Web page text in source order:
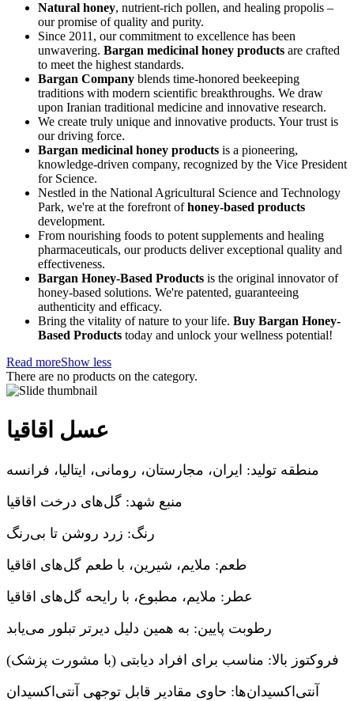
Natural honey, nutrient-rich pollen, and healing propolis –
our promise of quality and purity.
Since 2011, our commitment to excellence has been
unwavering. Bargan medicinal honey products are crafted
to meet the highest standards.
Bargan Company blends time-honored beekeeping
traditions with modern scientific breakthroughs. We draw
upon Iranian traditional medicine and innovative research.
We create truly unique and innovative products. Your trust is
our driving force.
Bargan medicinal honey products is a pioneering,
knowledge-driven company, recognized by the Vice President
for Science.
Nestled in the National Agricultural Science and Technology
Park, we're at the forefront ofhoney-based products
development.
From nourishing foods to potent supplements and healing
pharmaceuticals, our products deliver exceptional quality and
effectiveness.
Bargan Honey-Based Products is the original innovator of
honey-based solutions. We're patented, guaranteeing
authenticity and efficacy.
Bring the vitality of nature to your life. Buy Bargan Honey-
Based Products today and unlock your wellness potential!
Read moreShow less
There are no products on the category.
عسل اقاقیا
منطقه تولید: ایران، مجارستان، رومانی، ایتالیا، فرانسه
منبع شهد: گل‌های درخت اقاقیا
رنگ: زرد روشن تا بی‌رنگ
طعم: ملایم، شیرین، با طعم گل‌های اقاقیا
عطر: ملایم، مطبوع، با رایحه گل‌های اقاقیا
رطوبت پایین: به همین دلیل دیرتر تبلور می‌یابد
فروکتوز بالا: مناسب برای افراد دیابتی (با مشورت پزشک)
آنتی‌اکسیدان‌ها: حاوی مقادیر قابل توجهی آنتی‌اکسیدان